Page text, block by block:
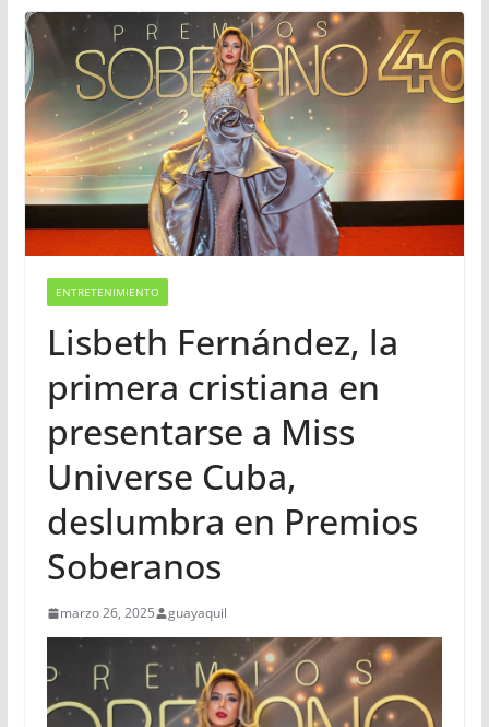
ENTRETENIMIENTO
Lisbeth Fernández, la
primera cristiana en
presentarse a Miss
Universe Cuba,
deslumbra en Premios
Soberanos
marzo 26, 2025 guayaquil